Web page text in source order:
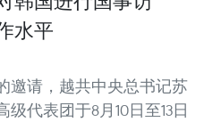
水平
邀请，越共中央总书记苏
代表团于8月10日至13日